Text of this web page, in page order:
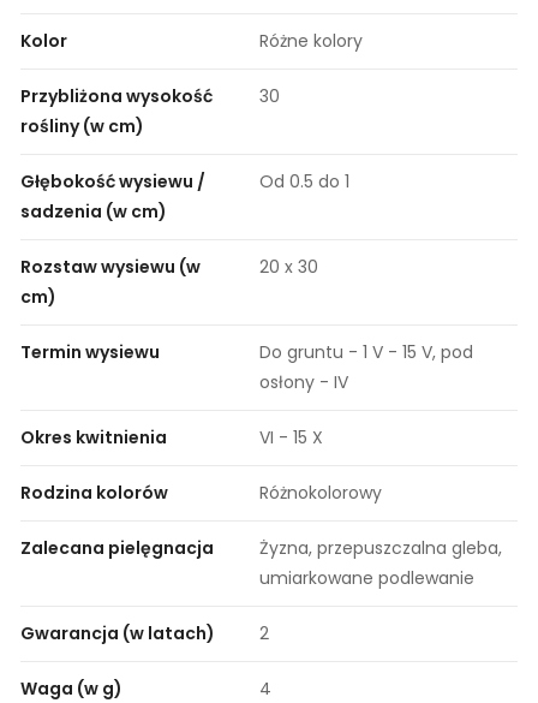
Kolor Różne kolory
Przybliżona wysokość
rośliny (w cm)
30
Głębokość wysiewu /
sadzenia (w cm)
Od 0.5 do 1
Rozstaw wysiewu (w
cm)
20 x 30
Termin wysiewu
Do gruntu - 1 V - 15 V, pod
osłony - IV
Okres kwitnienia VI - 15 X
Rodzina kolorów Różnokolorowy
Zalecana pielęgnacja
Żyzna, przepuszczalna gleba,
umiarkowane podlewanie
Gwarancja (w latach) 2
Waga (w g) 4